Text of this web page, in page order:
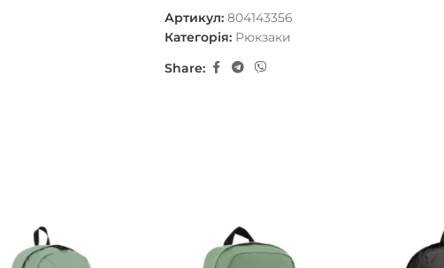
Артикул: 804143356
Категорія: Рюкзаки
Share: